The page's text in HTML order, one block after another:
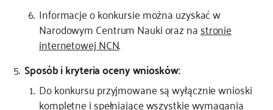
Informacje o konkursie można uzyskać w
Narodowym Centrum Nauki oraz nastronie
internetowej NCN.
Sposób i kryteria oceny wniosków:
Do konkursu przyjmowane są wyłącznie wnioski
kompletne i spełniające wszystkie wymagania